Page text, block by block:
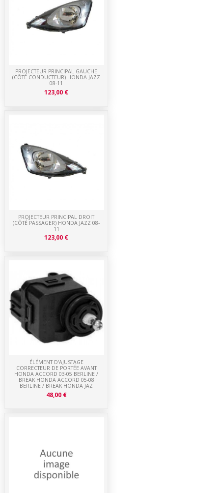
ÉLÉMENT D'AJUSTAGE
CORRECTEUR DE PORTÉE AVANT
HONDA ACCORD 03-05 BERLINE /
BREAK HONDA ACCORD 05-08
BERLINE / BREAK HONDA JAZ
48,00 €
PROJECTEUR PRINCIPAL DROIT
(CÔTÉ PASSAGER) HONDA JAZZ 08-
11
123,00 €
PROJECTEUR PRINCIPAL GAUCHE
(CÔTÉ CONDUCTEUR) HONDA JAZZ
08-11
123,00 €